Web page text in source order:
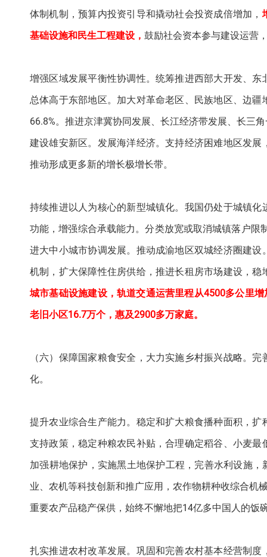
体制机制，预算内投资引导和撬动社会投资成倍增加，
基础设施和民生工程建设， 鼓励社会资本参与建设运营
增强区域发展平衡性协调性。统筹推进西部大开发、
总体高于东部地区。加大对革命老区、民族地区、边
66.8%。推进京津冀协同发展、长江经济带发展、长三
建设雄安新区。发展海洋经济。支持经济困难地区发
推动形成更多新的增长极增长带。
持续推进以人为核心的新型城镇化。我国仍处于城镇
功能，增强综合承载能力。分类放宽或取消城镇落户
进大中小城市协调发展。推动成渝地区双城经济圈建设
机制，扩大保障性住房供给，推进长租房市场建设，
城市基础设施建设，轨道交通运营里程从4500多公里
老旧小区16.7万个，惠及2900多万家庭。
（六）保障国家粮食安全，大力实施乡村振兴战略。
化。
提升农业综合生产能力。稳定和扩大粮食播种面积，
支持政策，稳定种粮农民补贴，合理确定稻谷、小麦
加强耕地保护，实施黑土地保护工程，完善水利设施
业、农机等科技创新和推广应用，农作物耕种收综合机
重要农产品稳产保供，始终不懈地把14亿多中国人的饭
扎实推进农村改革发展。巩固和完善农村基本经营制